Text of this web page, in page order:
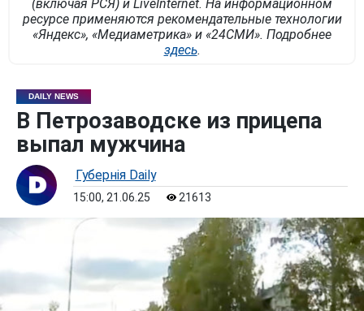
(включая РСЯ) и LiveInternet. На информационном
ресурсе применяются рекомендательные технологии
«Яндекс», «Медиаметрика» и «24СМИ». Подробнее
здесь.
DAILY NEWS
В Петрозаводске из прицепа
выпал мужчина
Губернiя Daily
15:00, 21.06.25 21613